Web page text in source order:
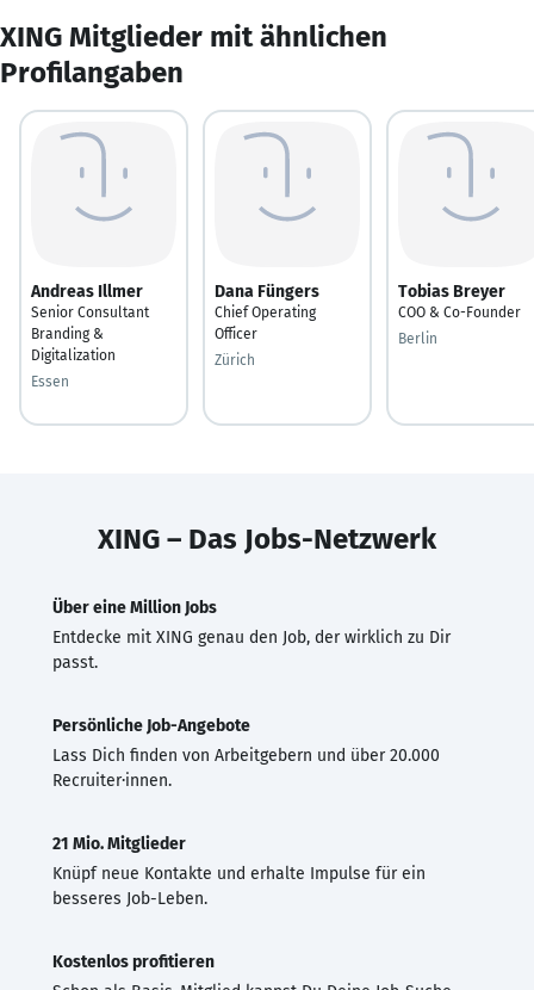
XING Mitglieder mit ähnlichen
Profilangaben
Andreas Illmer
Senior Consultant
Branding &
Digitalization
Essen
Dana Füngers
Chief Operating
Officer
Zürich
Tobias Breyer
COO & Co-Founder
Berlin
XING – Das Jobs-Netzwerk
Über eine Million Jobs
Entdecke mit XING genau den Job, der wirklich zu Dir
passt.
Persönliche Job-Angebote
Lass Dich finden von Arbeitgebern und über 20.000
Recruiter·innen.
21 Mio. Mitglieder
Knüpf neue Kontakte und erhalte Impulse für ein
besseres Job-Leben.
Kostenlos profitieren